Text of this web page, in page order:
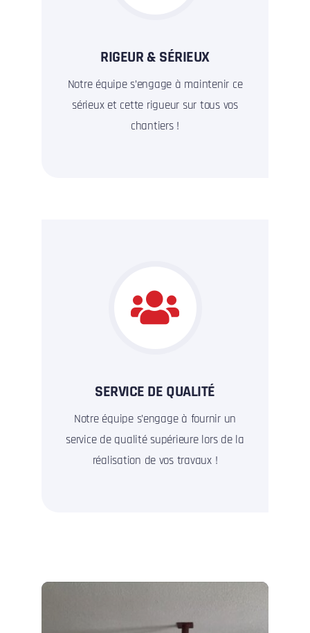
RIGEUR & SÉRIEUX
Notre équipe s’engage à maintenir ce
sérieux et cette rigueur sur tous vos
chantiers !
SERVICE DE QUALITÉ
Notre équipe s’engage à fournir un
service de qualité supérieure lors de la
réalisation de vos travaux !